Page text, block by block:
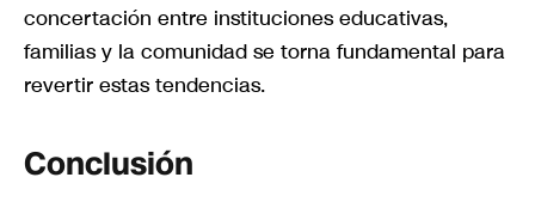
concertación entre instituciones educativas,
familias y la comunidad se torna fundamental para
revertir estas tendencias.
Conclusión